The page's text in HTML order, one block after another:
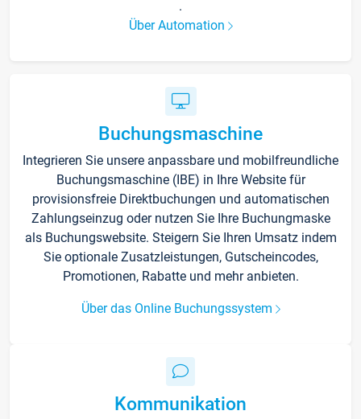
.
Über Automation
Buchungsmaschine
Integrieren Sie unsere anpassbare und mobilfreundliche
Buchungsmaschine (IBE) in Ihre Website für
provisionsfreie Direktbuchungen und automatischen
Zahlungseinzug oder nutzen Sie Ihre Buchungmaske
als Buchungswebsite. Steigern Sie Ihren Umsatz indem
Sie optionale Zusatzleistungen, Gutscheincodes,
Promotionen, Rabatte und mehr anbieten.
Über das Online Buchungssystem
Kommunikation